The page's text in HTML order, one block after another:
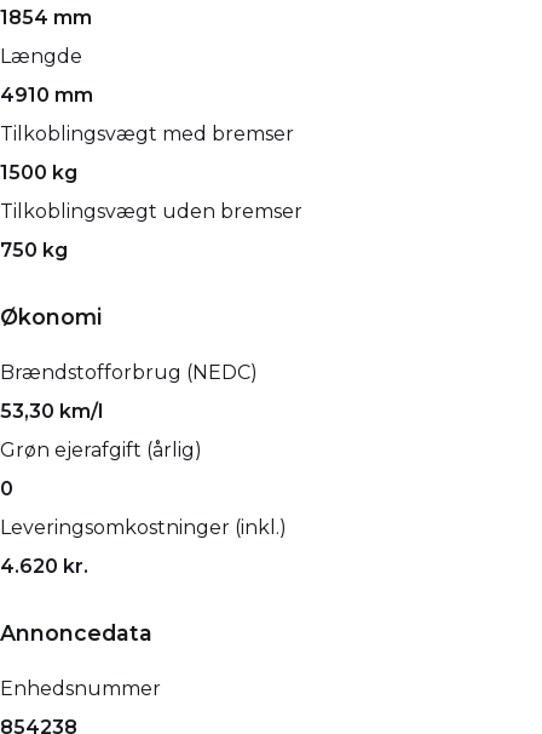
1854 mm
Længde
4910 mm
Tilkoblingsvægt med bremser
1500 kg
Tilkoblingsvægt uden bremser
750 kg
Økonomi
Brændstofforbrug (NEDC)
53,30 km/l
Grøn ejerafgift (årlig)
0
Leveringsomkostninger (inkl.)
4.620 kr.
Annoncedata
Enhedsnummer
854238